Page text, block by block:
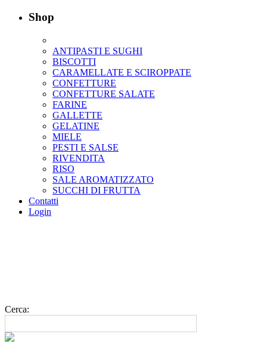
Shop
ANTIPASTI E SUGHI
BISCOTTI
CARAMELLATE E SCIROPPATE
CONFETTURE
CONFETTURE SALATE
FARINE
GALLETTE
GELATINE
MIELE
PESTI E SALSE
RIVENDITA
RISO
SALE AROMATIZZATO
SUCCHI DI FRUTTA
Contatti
Login
Cerca: